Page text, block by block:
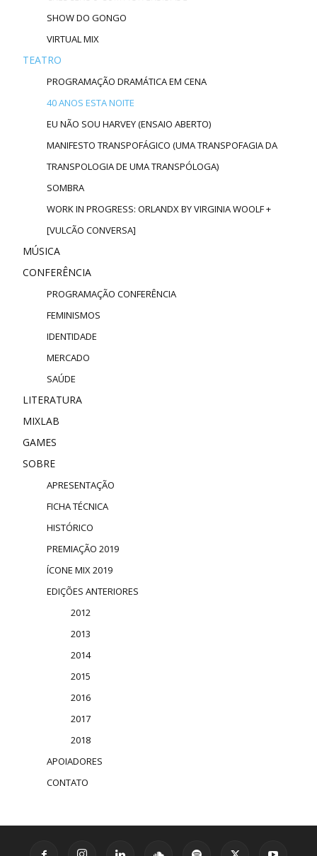
SHOW DO GONGO
VIRTUAL MIX
TEATRO
PROGRAMAÇÃO DRAMÁTICA EM CENA
40 ANOS ESTA NOITE
EU NÃO SOU HARVEY (ENSAIO ABERTO)
MANIFESTO TRANSPOFÁGICO (UMA TRANSPOFAGIA DA
TRANSPOLOGIA DE UMA TRANSPÓLOGA)
SOMBRA
WORK IN PROGRESS: ORLANDX BY VIRGINIA WOOLF +
[VULCÃO CONVERSA]
MÚSICA
CONFERÊNCIA
PROGRAMAÇÃO CONFERÊNCIA
FEMINISMOS
IDENTIDADE
MERCADO
SAÚDE
LITERATURA
MIXLAB
GAMES
SOBRE
APRESENTAÇÃO
FICHA TÉCNICA
HISTÓRICO
PREMIAÇÃO 2019
ÍCONE MIX 2019
EDIÇÕES ANTERIORES
2012
2013
2014
2015
2016
2017
2018
APOIADORES
CONTATO